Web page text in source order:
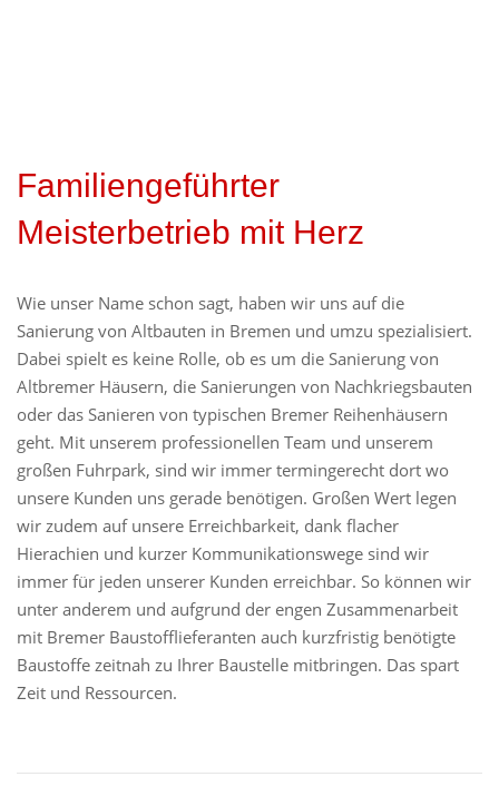
Familiengeführter
Meisterbetrieb mit Herz
Wie unser Name schon sagt, haben wir uns auf die
Sanierung von Altbauten in Bremen und umzu spezialisiert.
Dabei spielt es keine Rolle, ob es um die Sanierung von
Altbremer Häusern, die Sanierungen von Nachkriegsbauten
oder das Sanieren von typischen Bremer Reihenhäusern
geht. Mit unserem professionellen Team und unserem
großen Fuhrpark, sind wir immer termingerecht dort wo
unsere Kunden uns gerade benötigen. Großen Wert legen
wir zudem auf unsere Erreichbarkeit, dank flacher
Hierachien und kurzer Kommunikationswege sind wir
immer für jeden unserer Kunden erreichbar. So können wir
unter anderem und aufgrund der engen Zusammenarbeit
mit Bremer Baustofflieferanten auch kurzfristig benötigte
Baustoffe zeitnah zu Ihrer Baustelle mitbringen. Das spart
Zeit und Ressourcen.